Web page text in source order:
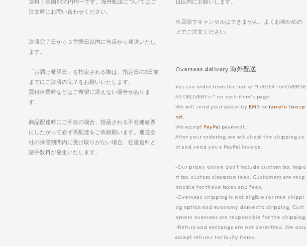
送料：全国800円均一です。海外配送についてはご
注文時にお問い合わせください。
決済完了日から３営業日以内に当店から発送いたし
ます。
「お届け希望日」を指定される際は、指定日の3日前
までにご決済の完了をお願いいたします。
買付休業時などはご希望に添えない場合がありま
す。
商品配達時にご不在の場合、投函される不在連絡票
にしたがって必ず再配達をご依頼願います。運送会
社の保管期間内に受け取りがない場合、往復送料と
諸手数料が発生いたします。
日以内にお願いします。
※店頭でキャンセルはできません。よくお確かめの
上でご注文ください。
Overseas delivery 海外配送
You can order from the link of "ORDER for OVERSE
AS DELIVERY>>" on each item's page.
We will send your parcel by EMSorYamato transp
ort.
We accept PayPalpayment.
After your ordering, we will check the shipping co
st and send you a PayPal invoice.
-Our prices online don’t include custom tax, impo
rt tax, custom clearance fees. Customers are resp
onsible for these taxes and fees.
-Overseas shipping is not eligible for free shippi
ng option and economy domestic shipping. Cust
omers overseas are responsible for the shipping.
-Return and exchange are not permitted. We only
accept returns for faulty items.